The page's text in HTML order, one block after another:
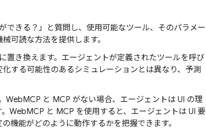
できる？」と質問し、使用可能なツール、そのパラメー
可読な方法を提供します。
置き換えます。エージェントが定義されたツールを呼び
する可能性のあるシミュレーションとは異なり、予測
WebMCP と MCP がない場合、エージェントは UI の理
WebMCP と MCP を使用すると、エージェントは UI 要
機能がどのように動作するかを把握できます。